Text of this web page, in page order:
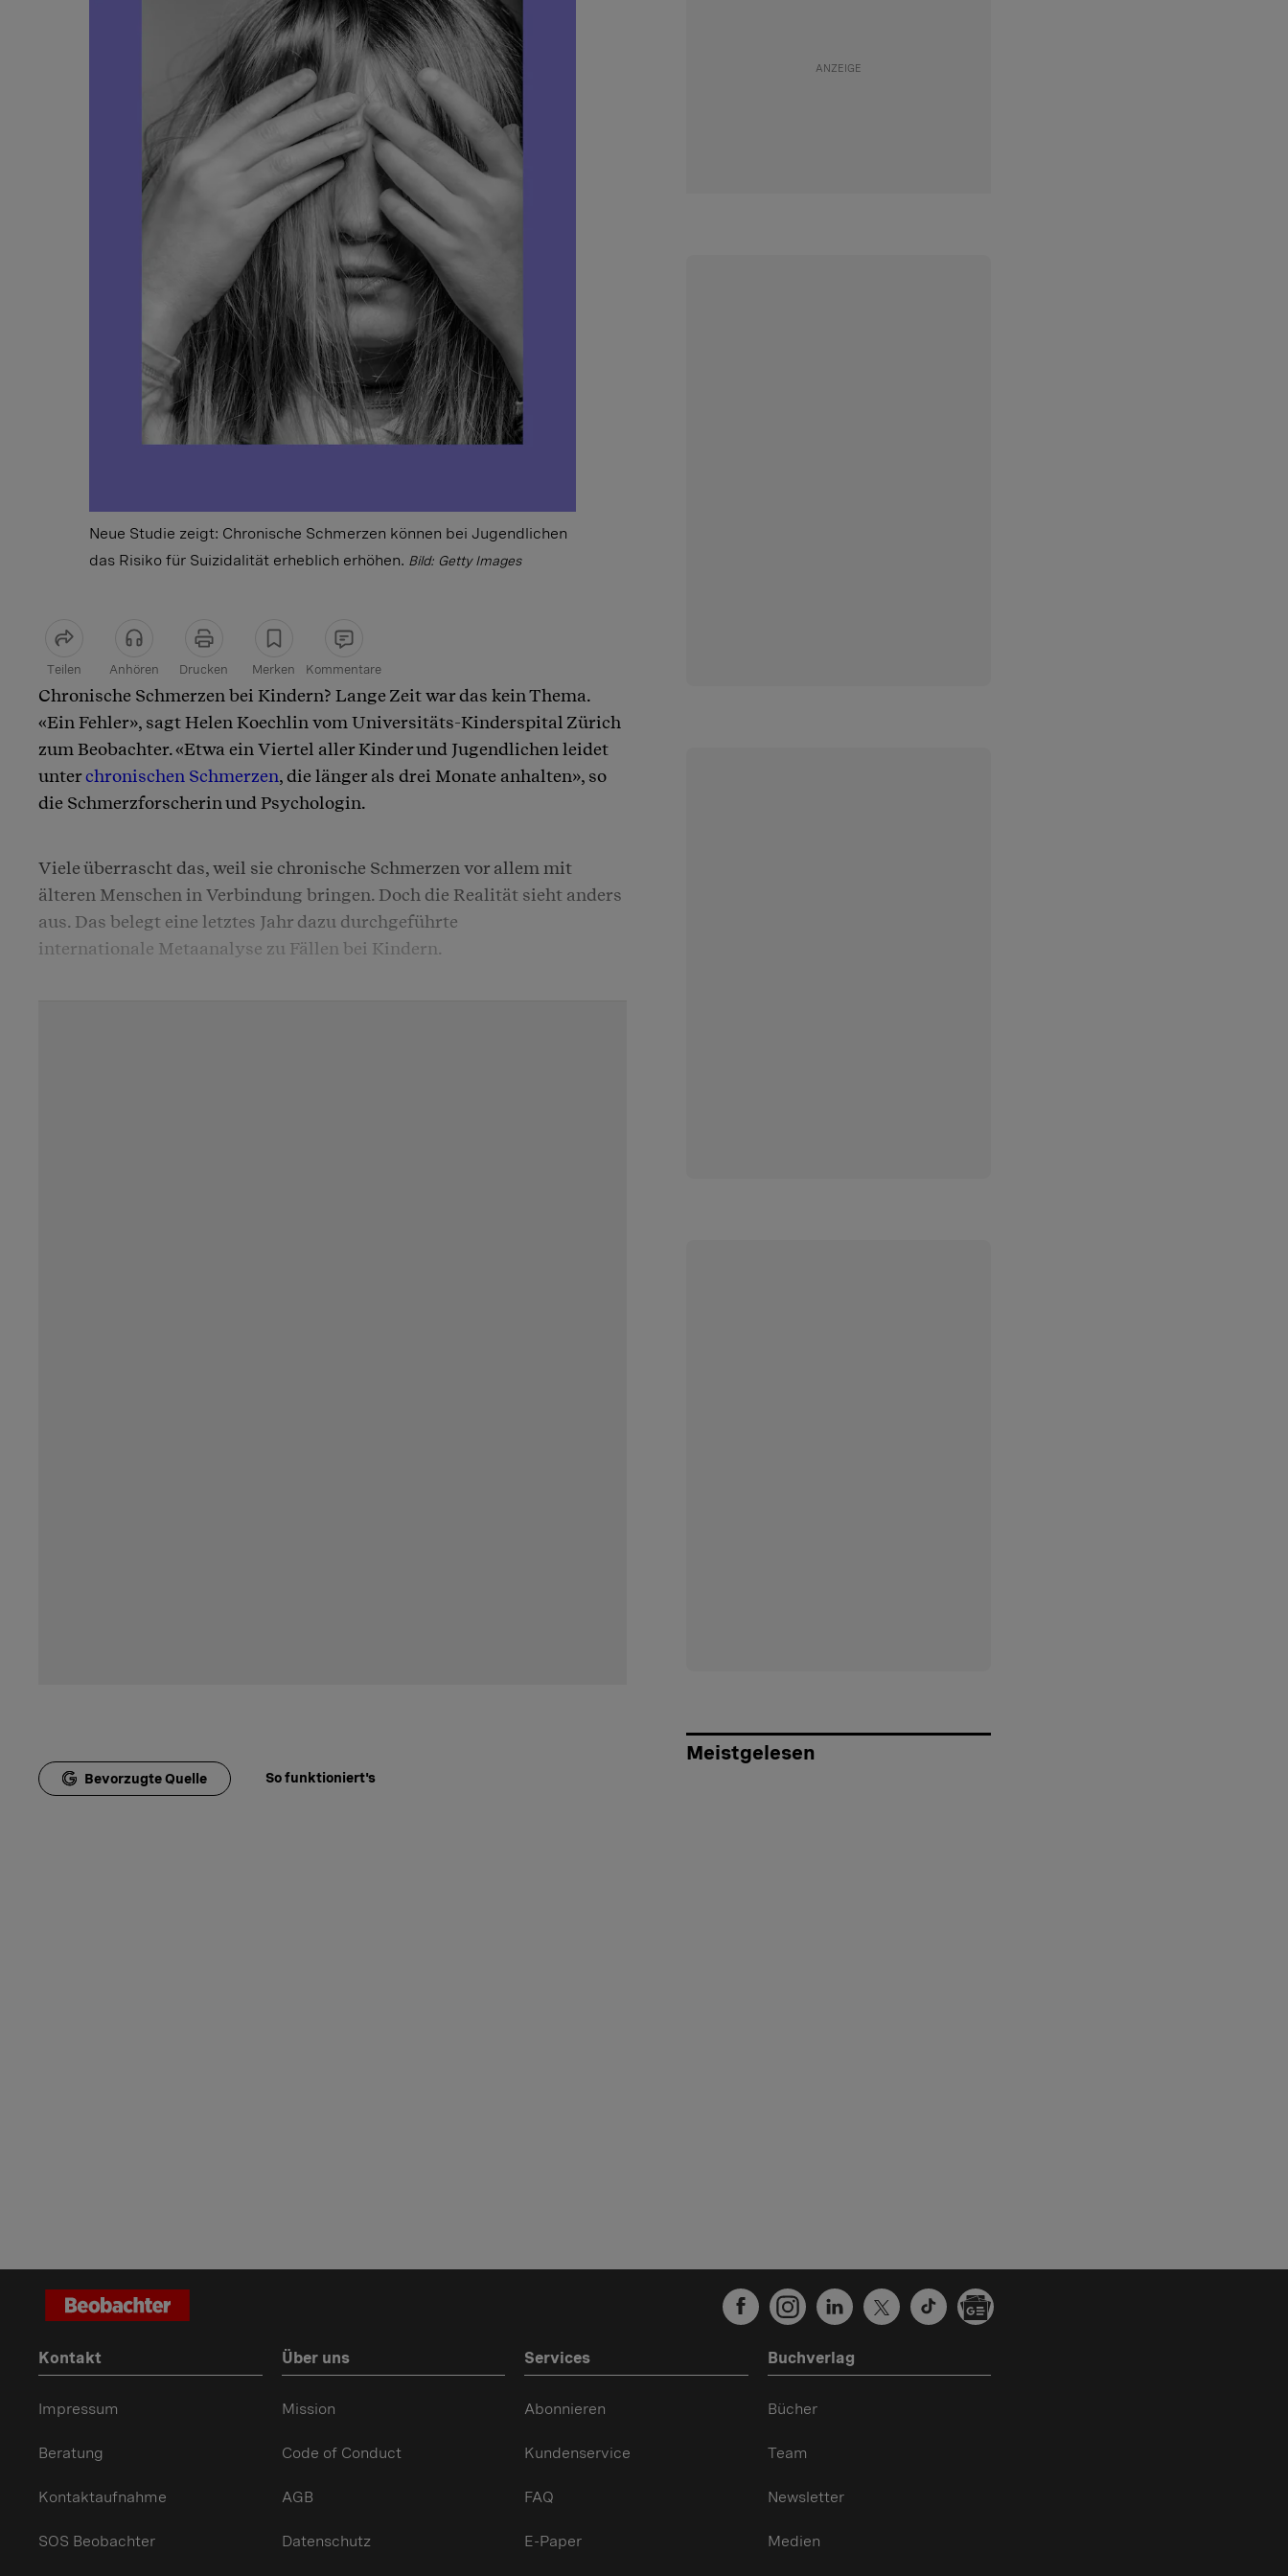
Neue Studie zeigt: Chronische Schmerzen können bei Jugendlichen
das Risiko für Suizidalität erheblich erhöhen. Bild: Getty Images
Teilen Anhören Drucken Merken Kommentare
Artikel teilen
Chronische Schmerzen bei Kindern? Lange Zeit war das kein Thema.
«Ein Fehler», sagt Helen Koechlin vom Universitäts-Kinderspital Zürich
zum Beobachter. «Etwa ein Viertel aller Kinder und Jugendlichen leidet
unterchronischen Schmerzen, die länger als drei Monate anhalten», so
die Schmerzforscherin und Psychologin.
Viele überrascht das, weil sie chronische Schmerzen vor allem mit
älteren Menschen in Verbindung bringen. Doch die Realität sieht anders
aus. Das belegt eine letztes Jahr dazu durchgeführte
internationale Metaanalyse zu Fällen bei Kindern.
Bevorzugte Quelle So funktioniert's
Meistgelesen
Kontakt
Impressum
Beratung
Kontaktaufnahme
SOS Beobachter
Über uns
Mission
Code of Conduct
AGB
Datenschutz
Services
Abonnieren
Kundenservice
FAQ
E-Paper
Buchverlag
Bücher
Team
Newsletter
Medien